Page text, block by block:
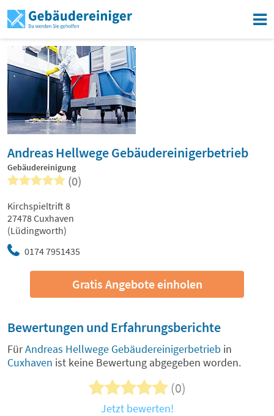
Andreas Hellwege Gebäudereinigerbetrieb
Gebäudereinigung
(0)
0174 7951435
Kirchspieltrift 8
27478 Cuxhaven
(Lüdingworth)
Gratis Angebote einholen
Bewertungen und Erfahrungsberichte
FürAndreas Hellwege Gebäudereinigerbetrieb in
Cuxhaven ist keine Bewertung abgegeben worden.
(0)
Jetzt bewerten!